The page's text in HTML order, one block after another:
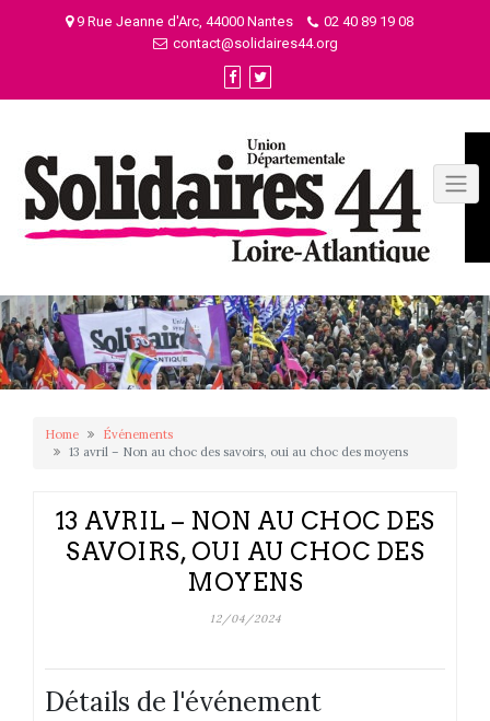
9 Rue Jeanne d'Arc, 44000 Nantes
02 40 89 19 08
contact@solidaires44.org
Home
Événements
13 avril – Non au choc des savoirs, oui au choc des moyens
13 AVRIL – NON AU CHOC DES
SAVOIRS, OUI AU CHOC DES
MOYENS
12/04/2024
Détails de l'événement